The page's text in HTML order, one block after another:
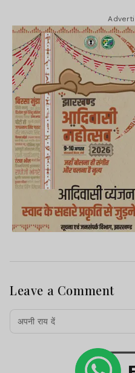
Leave a Comment